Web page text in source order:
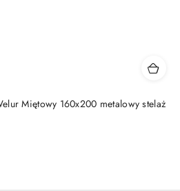
Miętowy 160x200 metalowy stelaż